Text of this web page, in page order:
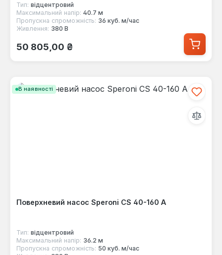
Тип: відцентровий
Максимальний напір: 40.7 м
Пропускна спроможність: 36 куб. м/час
Живлення: 380 В
Звичайна ціна:
50 805,00 ₴
В наявності
Поверхневий насос Speroni CS 40-160 A
Тип: відцентровий
Максимальний напір: 36.2 м
Пропускна спроможність: 50 куб. м/час